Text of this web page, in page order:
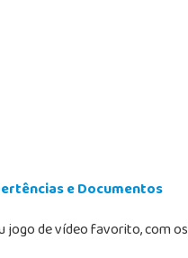
e Documentos
jogo de vídeo favorito, com os